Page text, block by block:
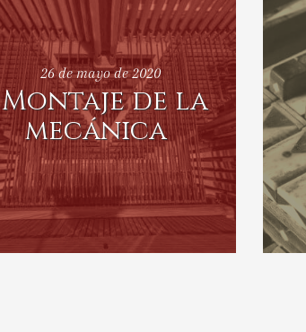
26 de mayo de 2020
Montaje de la
mecánica